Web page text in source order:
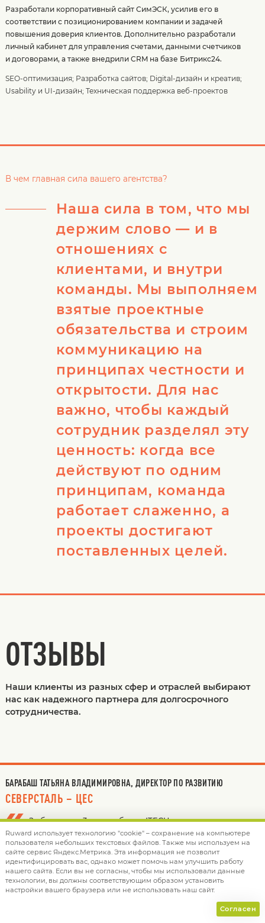
Разработали корпоративный сайт СимЭСК, усилив его в
соответствии с позиционированием компании и задачей
повышения доверия клиентов. Дополнительно разработали
личный кабинет для управления счетами, данными счетчиков
и договорами, а также внедрили CRM на базе Битрикс24.
SEO-оптимизация; Разработка сайтов; Digital-дизайн и креатив;
Usability и UI-дизайн; Техническая поддержка веб-проектов
В чем главная сила вашего агентства?
Наша сила в том, что мы
держим слово — и в
отношениях с
клиентами, и внутри
команды. Мы выполняем
взятые проектные
обязательства и строим
коммуникацию на
принципах честности и
открытости. Для нас
важно, чтобы каждый
сотрудник разделял эту
ценность: когда все
действуют по одним
принципам, команда
работает слаженно, а
проекты достигают
поставленных целей.
ОТЗЫВЫ
Наши клиенты из разных сфер и отраслей выбирают
нас как надежного партнера для долгосрочного
сотрудничества.
БАРАБАШ ТАТЬЯНА ВЛАДИМИРОВНА, ДИРЕКТОР ПО РАЗВИТИЮ
СЕВЕРСТАЛЬ – ЦЕС
За более чем 3 года работы с ITECH мы неоднократно
убеждались в компетентности сотрудников компании,
их желании помогать нам в достижении поставленных
бизнес-целей. Обратившись в ITECH в 2021 году, мы
хотели найти партнера для долгосрочного
сотрудничества и ни разу не разочаровались в своём
Ruward использует технологию "cookie" – сохранение на компьютере
пользователя небольших текстовых файлов. Также мы используем на
сайте сервис Яндекс.Метрика. Эта информация не позволит
идентифицировать вас, однако может помочь нам улучшить работу
нашего сайта. Если вы не согласны, чтобы мы использовали данные
технологии, вы должны соответствующим образом установить
настройки вашего браузера или не использовать наш сайт.
Согласен